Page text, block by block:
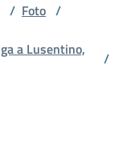
/ Foto /
a Lusentino,
/